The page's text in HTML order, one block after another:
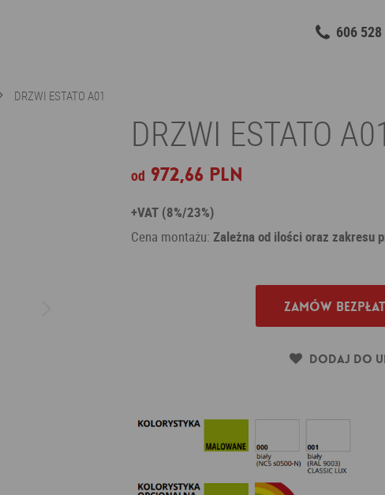
606
DRZWI ESTATO A01
DRZWI ESTATO
od 972,66 PLN
+VAT (8%/23%)
Cena montażu: Zależna od ilości oraz zakresu
Zamów
Dodaj do